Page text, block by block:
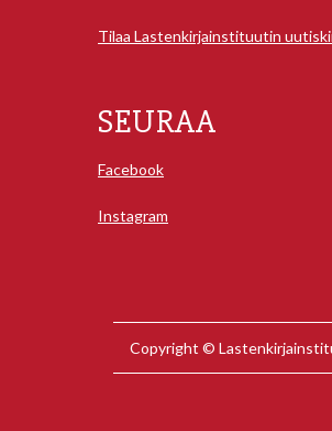
Tilaa Lastenkirjainstituutin
SEURAA
Facebook
Instagram
Copyright ©